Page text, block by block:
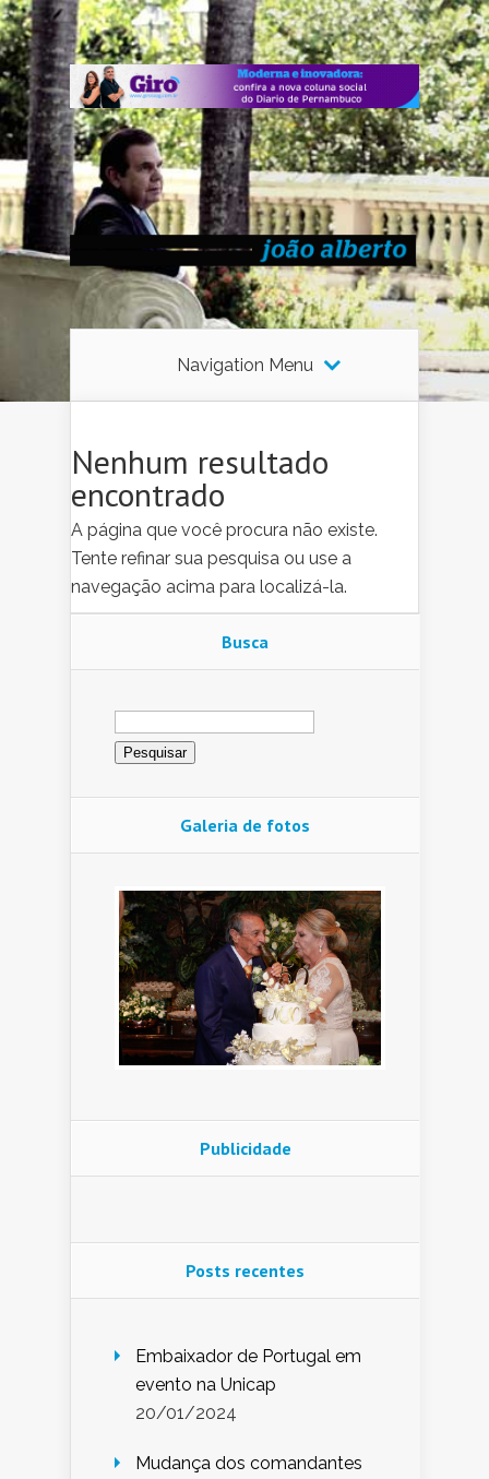
Navigation Menu
Nenhum resultado
encontrado
A página que você procura não existe.
Tente refinar sua pesquisa ou use a
navegação acima para localizá-la.
Busca
Pesquisar
por:
Galeria de fotos
Publicidade
Posts recentes
Embaixador de Portugal em
evento na Unicap
20/01/2024
Mudança dos comandantes